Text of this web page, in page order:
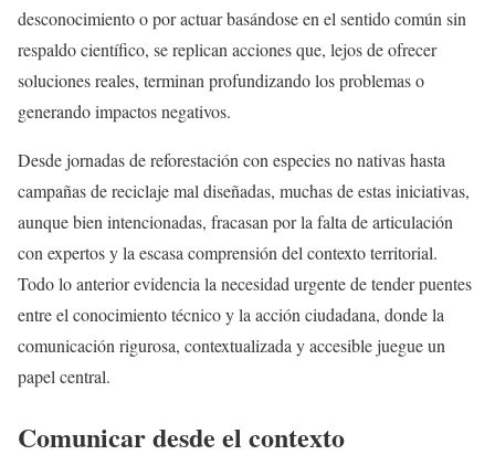
desconocimiento o por actuar basándose en el sentido común sin
respaldo científico, se replican acciones que, lejos de ofrecer
soluciones reales, terminan profundizando los problemas o
generando impactos negativos.
Desde jornadas de reforestación con especies no nativas hasta
campañas de reciclaje mal diseñadas, muchas de estas iniciativas,
aunque bien intencionadas, fracasan por la falta de articulación
con expertos y la escasa comprensión del contexto territorial.
Todo lo anterior evidencia la necesidad urgente de tender puentes
entre el conocimiento técnico y la acción ciudadana, donde la
comunicación rigurosa, contextualizada y accesible juegue un
papel central.
Comunicar desde el contexto